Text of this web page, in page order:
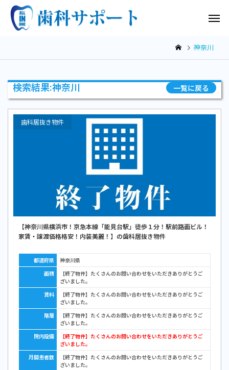
神奈川
検索結果:神奈川 一覧に戻る
歯科居抜き物件
【神奈川県横浜市！京急本線「能見台駅」徒歩１分！駅前路面ビル！
家賃・譲渡価格格安！内装美麗！】の歯科居抜き物件
都道府県
神奈川県
面積
【終了物件】たくさんのお問い合わせをいただきありがとうご
ざいました。
賃料
【終了物件】たくさんのお問い合わせをいただきありがとうご
ざいました。
階層
【終了物件】たくさんのお問い合わせをいただきありがとうご
ざいました。
院内設備
【終了物件】たくさんのお問い合わせをいただきありがとうご
ざいました。
月間患者数
【終了物件】たくさんのお問い合わせをいただきありがとうご
ざいました。